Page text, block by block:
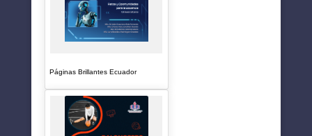
Páginas Brillantes Ecuador